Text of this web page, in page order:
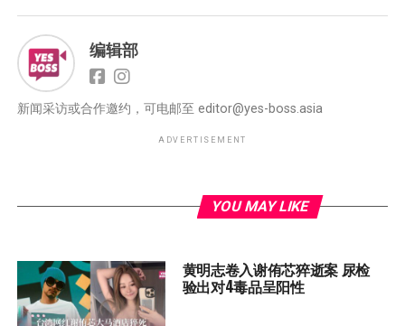
编辑部
新闻采访或合作邀约，可电邮至 editor@yes-boss.asia
ADVERTISEMENT
YOU MAY LIKE
黄明志卷入谢侑芯猝逝案 尿检
验出对4毒品呈阳性